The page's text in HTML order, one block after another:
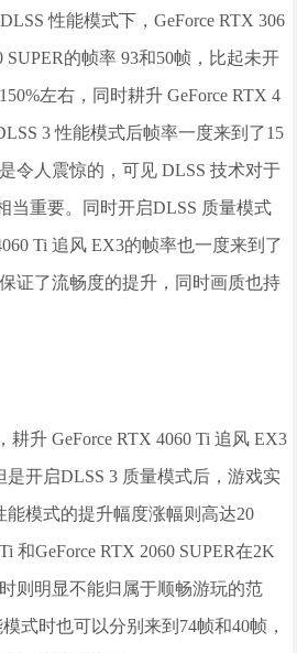
性能模式下，GeForce RTX 306
SUPER的帧率 93和50帧，比起未开
左右，同时耕升 GeForce RTX 4
3 性能模式后帧率一度来到了15
令人震惊的，可见 DLSS 技术对于
当重要。同时开启DLSS 质量模式
Ti 追风 EX3的帧率也一度来到了
证了流畅度的提升，同时画质也持
升 GeForce RTX 4060 Ti 追风 EX3
是开启DLSS 3 质量模式后，游戏实
能模式的提升幅度涨幅则高达20
和GeForce RTX 2060 SUPER在2K
则明显不能归属于顺畅游玩的范
式时也可以分别来到74帧和40帧，